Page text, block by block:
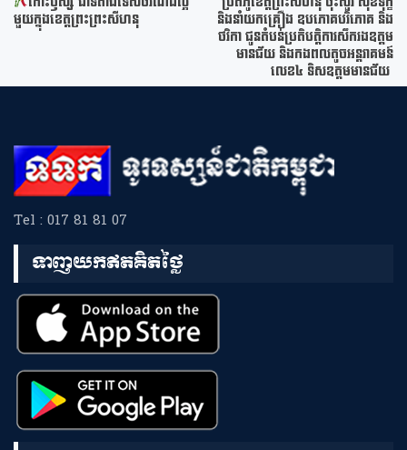
មួយក្នុងខេត្តព្រះព្រះសីហនុ និងនាំយកគ្រឿង ឧបភោគបរិភោគ និង
ថវិកា ជូនតំបន់ប្រតិបត្តិការសឹករងឧត្តម
មានជ័យ និងកងពលតូចអន្តរាគមន៍
លេខ៤ ទិសឧត្តមមានជ័យ
Tel : 017 81 81 07
ទាញយកឥតគិតថ្លៃ